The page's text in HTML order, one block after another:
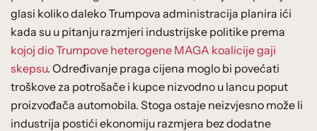
glasi koliko daleko Trumpova administracija planira ići
kada su u pitanju razmjeri industrijske politike prema
kojoj dio Trumpove heterogene MAGA koalicije gaji
skepsu. Određivanje praga cijena moglo bi povećati
troškove za potrošače i kupce nizvodno u lancu poput
proizvođača automobila. Stoga ostaje neizvjesno može li
industrija postići ekonomiju razmjera bez dodatne